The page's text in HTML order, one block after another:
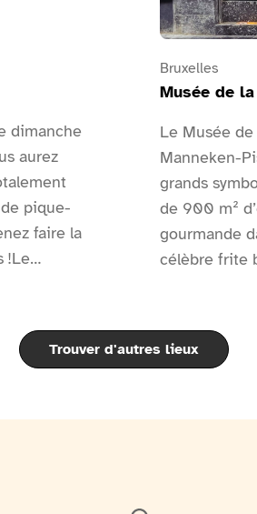
dimanche
aurez
pique-
faire la
!Le
d'eau sont
Surdimobil,
Bruxelles
Musée de
Le Musée
Manneken-
grands
de 900 m²
gourmande
célèbre frite
arrivée en
secrets de
Trouver d'autres lieux